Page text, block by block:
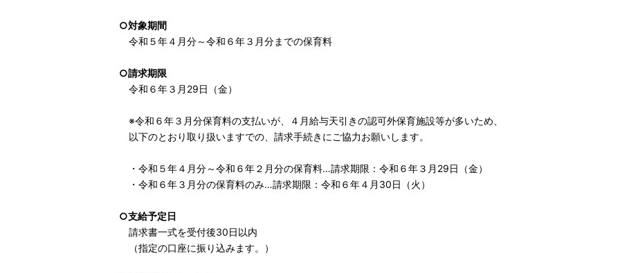
○対象期間
令和５年４月分～令和６年３月分までの保育料
○請求期限
令和６年３月29日（金）
※令和６年３月分保育料の支払いが、４月給与天引きの認可外保育施設等が多いため、
以下のとおり取り扱いますでの、請求手続きにご協力お願いします。
・令和５年４月分～令和６年２月分の保育料…請求期限：令和６年３月29日（金）
・令和６年３月分の保育料のみ…請求期限：令和６年４月30日（火）
○支給予定日
請求書一式を受付後30日以内
（指定の口座に振り込みます。）